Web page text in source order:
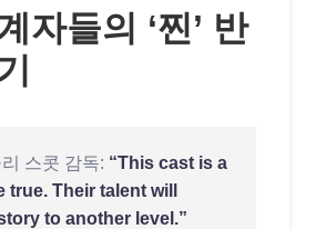
자들의 ‘찐’ 반
스콧 감독: “This cast is a
true. Their talent will
to another level.”